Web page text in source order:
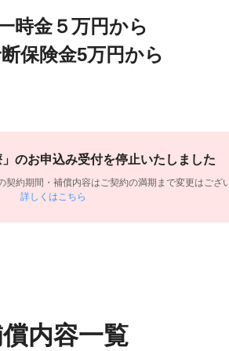
時金５万円から
保険金5万円から
」のお申込み受付を停止いたしました
契約期間・補償内容はご契約の満期まで変更はござ
詳しくはこちら
内容一覧